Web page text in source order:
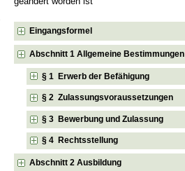
Eingangsformel
Abschnitt 1 Allgemeine Bestimmungen
§ 1 Erwerb der Befähigung
§ 2 Zulassungsvoraussetzungen
§ 3 Bewerbung und Zulassung
§ 4 Rechtsstellung
Abschnitt 2 Ausbildung